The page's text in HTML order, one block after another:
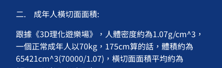
二. 成年人橫切面面積:
跟據《3D理化遊樂場》，人體密度約為1.07g/cm^3，
一個正常成年人以70kg，175cm算的話，體積約為
65421cm^3(70000/1.07)，橫切面面積平均約為